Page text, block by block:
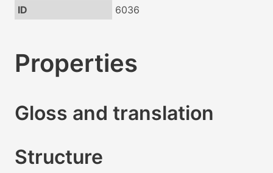
ID
6036
Properties
Gloss and translation
Structure